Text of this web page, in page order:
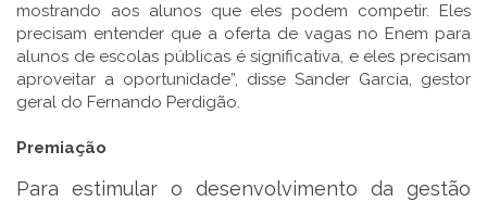
mostrando aos alunos que eles podem competir. Eles
precisam entender que a oferta de vagas no Enem para
alunos de escolas públicas é significativa, e eles precisam
aproveitar a oportunidade”, disse Sander Garcia, gestor
geral do Fernando Perdigão.
Premiação
Para estimular o desenvolvimento da gestão